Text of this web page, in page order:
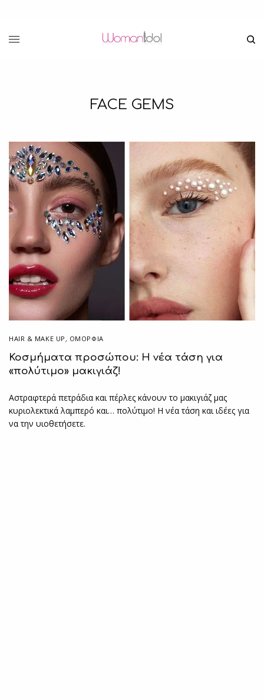
FACE GEMS
HAIR & MAKE UP , ΟΜΟΡΦΙΑ
Κοσμήματα προσώπου: Η νέα τάση για
«πολύτιμο» μακιγιάζ!
Αστραφτερά πετράδια και πέρλες κάνουν το μακιγιάζ μας
κυριολεκτικά λαμπερό και… πολύτιμο! Η νέα τάση και ιδέες για
να την υιοθετήσετε.